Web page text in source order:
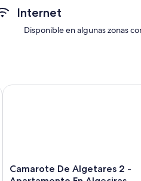
Internet
Disponible en algunas zonas
Camarote
De
Camarote De Algetares 2 -
Camarote De Algetares 2 -